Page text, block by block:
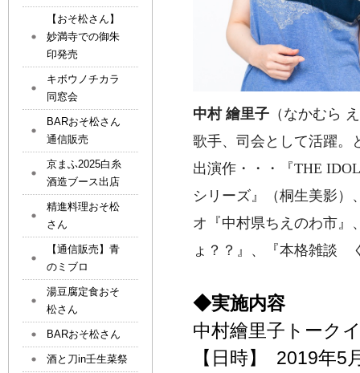
中村 繪里子 （なかむら
歌手、司会として活躍。
出演作・・・
『THE
シリーズ 』
（桐生美影）
オ 『中村県ち えのわ市 』
ょ？？ 』 、 『本格雑談
◆実施内容
中村繪里子トーク
【日時】 2019年5
【おそ松さん】
妙満寺での御朱
印発売
キボウノチカラ
同窓会
BARおそ松さん
通信販売
京まふ2025白糸
酒造ブース出店
精進料理おそ松
さん
【通信販売】青
のミブロ
湯豆腐定食おそ
松さん
BARおそ松さん
酒と刀in壬生菜祭